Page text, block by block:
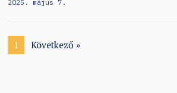
2025. május 7.
1 Következő »